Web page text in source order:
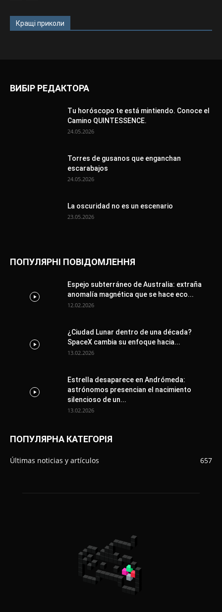
Кращі приколи
ВИБІР РЕДАКТОРА
Tu horóscopo te está mintiendo. Conoce el
Camino QUINTESSENCE.
24.05.2026
Torres de gusanos que enganchan
escarabajos
24.05.2026
La oscuridad no es un escenario
23.05.2026
ПОПУЛЯРНІ ПОВІДОМЛЕННЯ
Espejo subterráneo de Australia: extraña
anomalía magnética que se hace eco...
12.02.2026
¿Ciudad Lunar dentro de una década?
SpaceX cambia su enfoque hacia...
13.02.2026
Estrella desaparece en Andrómeda:
astrónomos presencian el nacimiento
silencioso de un...
13.02.2026
ПОПУЛЯРНА КАТЕГОРІЯ
Últimas noticias y artículos 657